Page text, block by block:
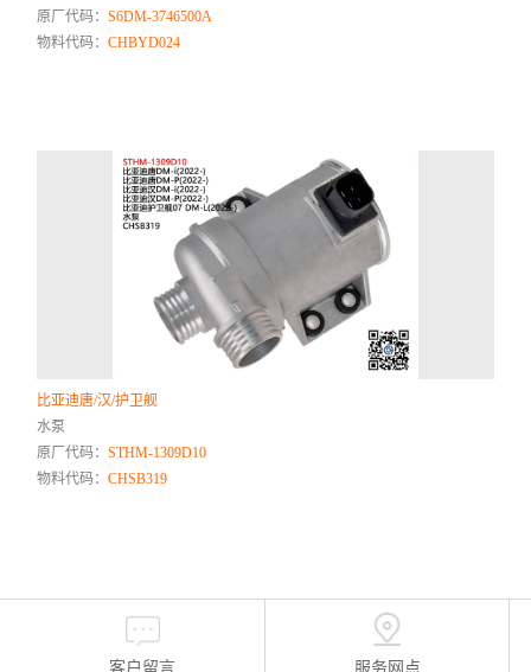
原厂代码：S6DM-3746500A
物料代码：CHBYD024
比亚迪唐/汉/护卫舰
水泵
原厂代码：STHM-1309D10
物料代码：CHSB319
客户留言 服务网点